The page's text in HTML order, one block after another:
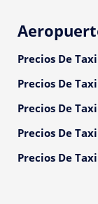
Precios De
Precios De
Precios De
Precios De
Precios De